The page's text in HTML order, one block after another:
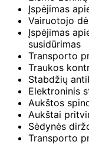
Įspėjimas
Vairuotojo
Įspėjimas
susidūrimas
Transporto
Traukos
Stabdžių
Elektroninis
Aukštos
Aukštai
Sėdynės
Transporto